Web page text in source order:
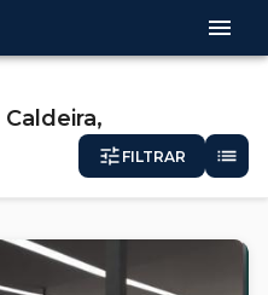
Caldeira,
FILTRAR